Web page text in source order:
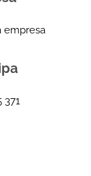
empresa
371